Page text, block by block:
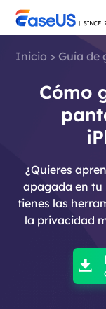
Inicio > Guía de
Cómo
¿Quieres
apagada en tu
tienes las
la privacidad

